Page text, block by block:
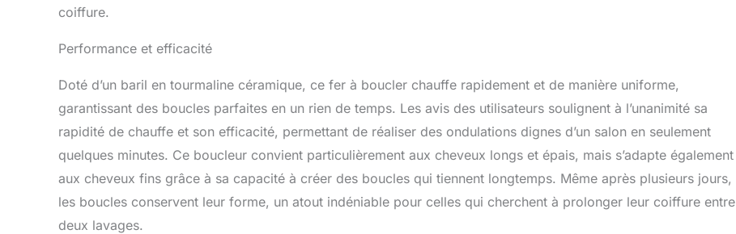
coiffure.
Performance et efficacité
Doté d’un baril en tourmaline céramique, ce fer à boucler chauffe rapidement et de manière uniforme,
garantissant des boucles parfaites en un rien de temps. Les avis des utilisateurs soulignent à l’unanimité sa
rapidité de chauffe et son efficacité, permettant de réaliser des ondulations dignes d’un salon en seulement
quelques minutes. Ce boucleur convient particulièrement aux cheveux longs et épais, mais s’adapte également
aux cheveux fins grâce à sa capacité à créer des boucles qui tiennent longtemps. Même après plusieurs jours,
les boucles conservent leur forme, un atout indéniable pour celles qui cherchent à prolonger leur coiffure entre
deux lavages.